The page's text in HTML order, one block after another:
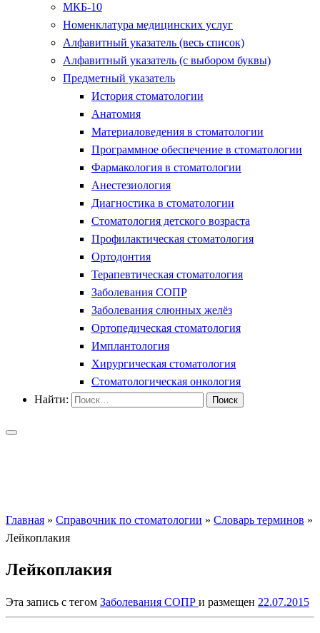
МКБ-10
Номенклатура медицинских услуг
Алфавитный указатель (весь список)
Алфавитный указатель (с выбором буквы)
Предметный указатель
История стоматологии
Анатомия
Материаловедения в стоматологии
Программное обеспечение в стоматологии
Фармакология в стоматологии
Анестезиология
Диагностика в стоматологии
Стоматология детского возраста
Профилактическая стоматология
Ортодонтия
Терапевтическая стоматология
Заболевания СОПР
Заболевания слюнных желёз
Ортопедическая стоматология
Имплантология
Хирургическая стоматология
Стоматологическая онкология
Найти:
Главная » Справочник по стоматологии » Словарь терминов »
Лейкоплакия
Лейкоплакия
Эта запись с тегом Заболевания СОПР и размещен 22.07.2015